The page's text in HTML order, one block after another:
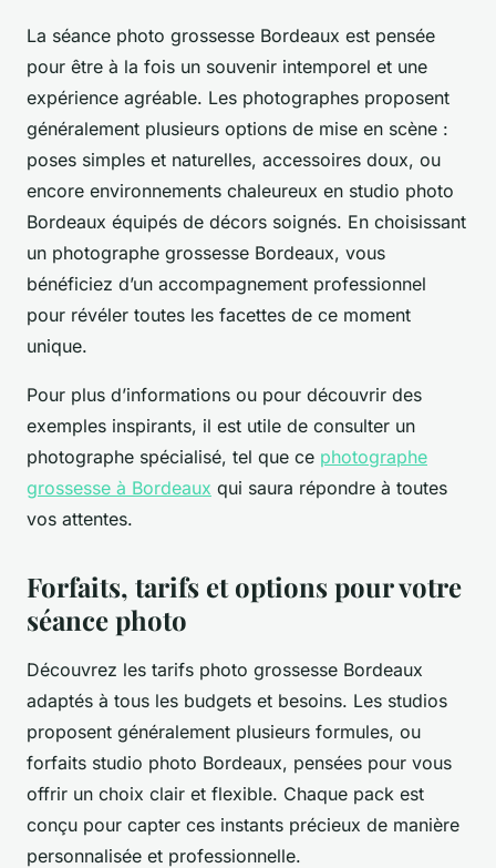
La séance photo grossesse Bordeaux est pensée
pour être à la fois un souvenir intemporel et une
expérience agréable. Les photographes proposent
généralement plusieurs options de mise en scène :
poses simples et naturelles, accessoires doux, ou
encore environnements chaleureux en studio photo
Bordeaux équipés de décors soignés. En choisissant
un photographe grossesse Bordeaux, vous
bénéficiez d’un accompagnement professionnel
pour révéler toutes les facettes de ce moment
unique.
Pour plus d’informations ou pour découvrir des
exemples inspirants, il est utile de consulter un
photographe spécialisé, tel que ce photographe
grossesse à Bordeaux qui saura répondre à toutes
vos attentes.
Forfaits, tarifs et options pour votre
séance photo
Découvrez les tarifs photo grossesse Bordeaux
adaptés à tous les budgets et besoins. Les studios
proposent généralement plusieurs formules, ou
forfaits studio photo Bordeaux, pensées pour vous
offrir un choix clair et flexible. Chaque pack est
conçu pour capter ces instants précieux de manière
personnalisée et professionnelle.